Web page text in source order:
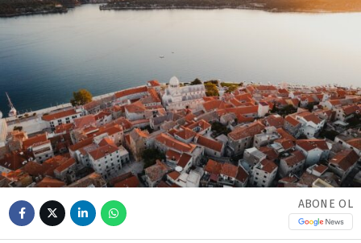
ABONE OL